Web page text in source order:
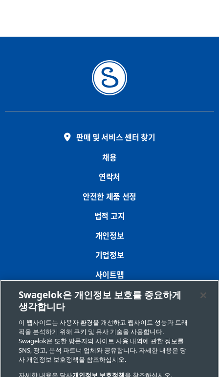
판매 및 서비스 센터 찾기
채용
연락처
안전한 제품 선정
법적 고지
개인정보
기업정보
사이트맵
쿠키 기본 설정
개인정보 판매 또는 공유 금지 요청
Copyright 2026 Swagelok Company. All rights reserved.
Swagelok은 개인정보 보호를 중요하게
생각합니다
이 웹사이트는 사용자 환경을 개선하고 웹사이트 성능과 트래
픽을 분석하기 위해 쿠키 및 유사 기술을 사용합니다.
Swagelok은 또한 방문자의 사이트 사용 내역에 관한 정보를
SNS, 광고, 분석 파트너 업체와 공유합니다. 자세한 내용은 당
사 개인정보 보호정책을 참조하십시오.